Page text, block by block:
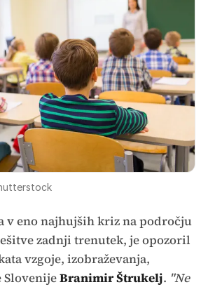
v eno najhujših kriz na področju
zadnji trenutek, je opozoril
vzgoje, izobraževanja,
Branimir Štrukelj. "Ne